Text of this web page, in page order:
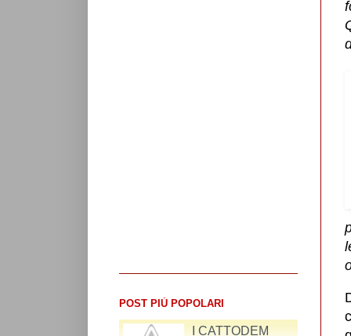
POST PIÙ POPOLARI
RIFLESSIONI SUL